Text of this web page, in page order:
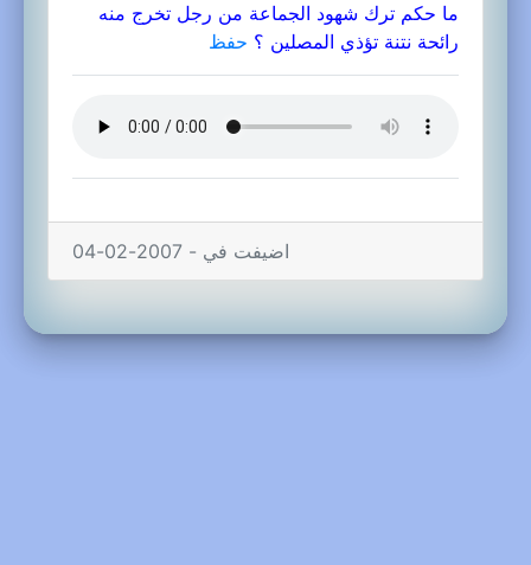
ما حكم ترك شهود الجماعة من رجل تخرج منه
رائحة نتنة تؤذي المصلين ؟ حفظ
اضيفت في - 2007-02-04